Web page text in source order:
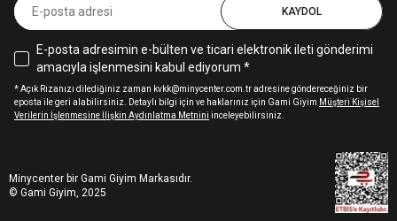
Igor
Sterntaler
Cloud-B
Aqua Wipes
Chicco
Stokke
Mochi
Çerez Kullanımı Hakkında
KAYDOL
E-posta adresimin e-bülten ve ticari elektronik ileti gönderimi
amacıyla işlenmesini kabul ediyorum *
* Açık Rızanızı dilediğiniz zaman kvkk@minycenter.com.tr adresine göndereceğiniz bir
eposta ile geri alabilirsiniz. Detaylı bilgi için ve haklarınız için Gami Giyim Müşteri Kişisel
Verilerin İşlenmesine İlişkin Aydınlatma Metnini inceleyebilirsiniz.
Minycenter bir Gami Giyim Markasıdır.
© Gami Giyim, 2025